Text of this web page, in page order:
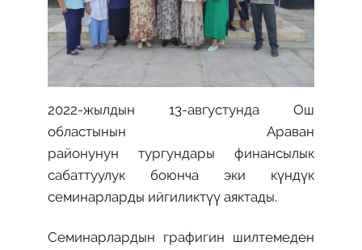
2022-жылдын 13-августунда Ош
областынын Араван
районунун тургундары финансылык
сабаттуулук боюнча эки күндүк
семинарларды ийгиликтүү аяктады.
Семинарлардын графигин шилтемеден